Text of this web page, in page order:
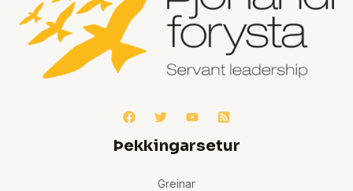
Þekkingarsetur
Greinar